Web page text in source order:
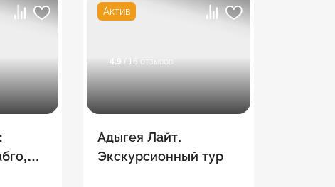
Актив
4.9 / 16 отзывов
Адыгея Лайт.
Экскурсионный тур